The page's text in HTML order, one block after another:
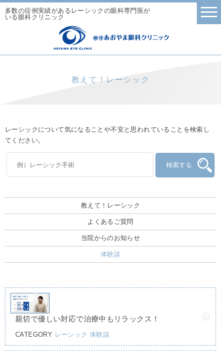
多数の症例実績があるレーシックの眼科専門医が
いる眼科クリニック
教えて！レーシック
レーシックについて気になることや不安と思われていることを検索し
てください。
教えて！レーシック
よくあるご質問
当院からのお知らせ
体験談
親切で優しい対応で治療中もリラックス！
CATEGORY レーシック 体験談